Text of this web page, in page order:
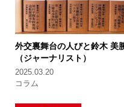
外交裏舞台の人びと鈴木 美
（ジャーナリスト）
2025.03.20
コラム